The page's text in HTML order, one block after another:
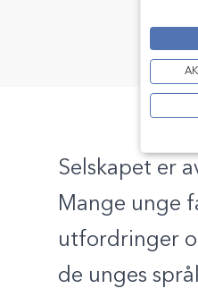
Selskapet er
Mange unge
utfordringer
de unges